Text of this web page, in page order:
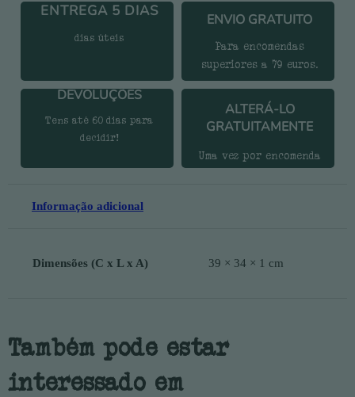
ENTREGA 5 DIAS
dias úteis
ENVIO GRATUITO
Para encomendas
superiores a 79 euros.
DEVOLUÇÕES
Tens até 60 dias para
decidir!
ALTERÁ-LO
GRATUITAMENTE
Uma vez por encomenda
Informação adicional
Dimensões (C x L x A) 39 × 34 × 1 cm
Também pode estar
interessado em